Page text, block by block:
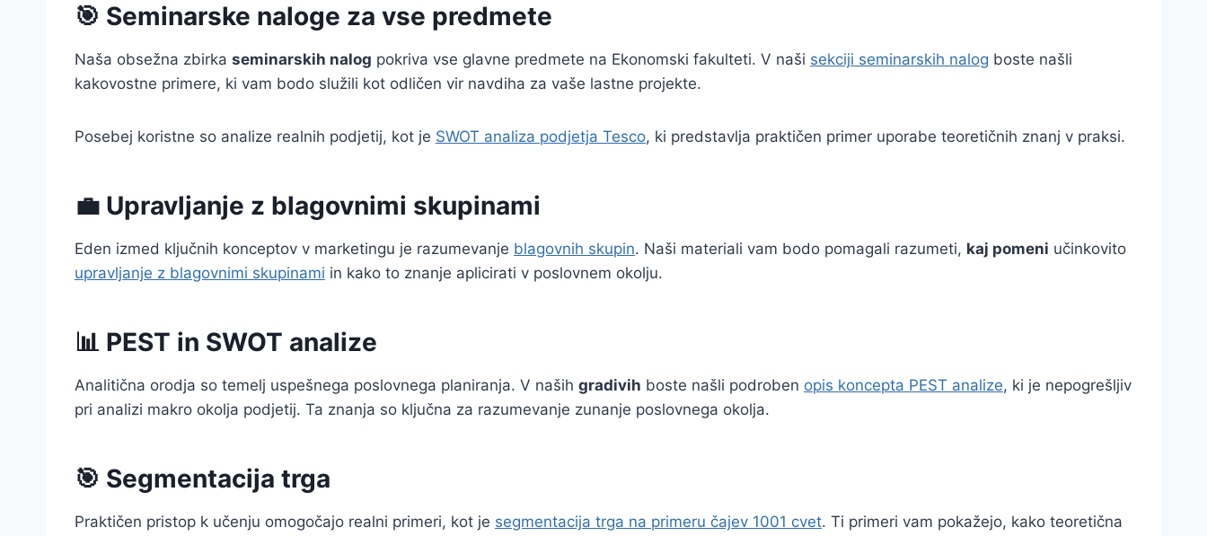
🎯 Seminarske naloge za vse predmete
Naša obsežna zbirka seminarskih nalog pokriva vse glavne predmete na Ekonomski fakulteti. V naši sekciji seminarskih nalog boste našli
kakovostne primere, ki vam bodo služili kot odličen vir navdiha za vaše lastne projekte.
Posebej koristne so analize realnih podjetij, kot je SWOT analiza podjetja Tesco, ki predstavlja praktičen primer uporabe teoretičnih znanj v praksi.
💼 Upravljanje z blagovnimi skupinami
Eden izmed ključnih konceptov v marketingu je razumevanje blagovnih skupin. Naši materiali vam bodo pomagali razumeti, kaj pomeni učinkovito
upravljanje z blagovnimi skupinami in kako to znanje aplicirati v poslovnem okolju.
📊 PEST in SWOT analize
Analitična orodja so temelj uspešnega poslovnega planiranja. V naših gradivih boste našli podroben opis koncepta PEST analize, ki je nepogrešljiv
pri analizi makro okolja podjetij. Ta znanja so ključna za razumevanje zunanje poslovnega okolja.
🎯 Segmentacija trga
Praktičen pristop k učenju omogočajo realni primeri, kot je segmentacija trga na primeru čajev 1001 cvet. Ti primeri vam pokažejo, kako teoretična